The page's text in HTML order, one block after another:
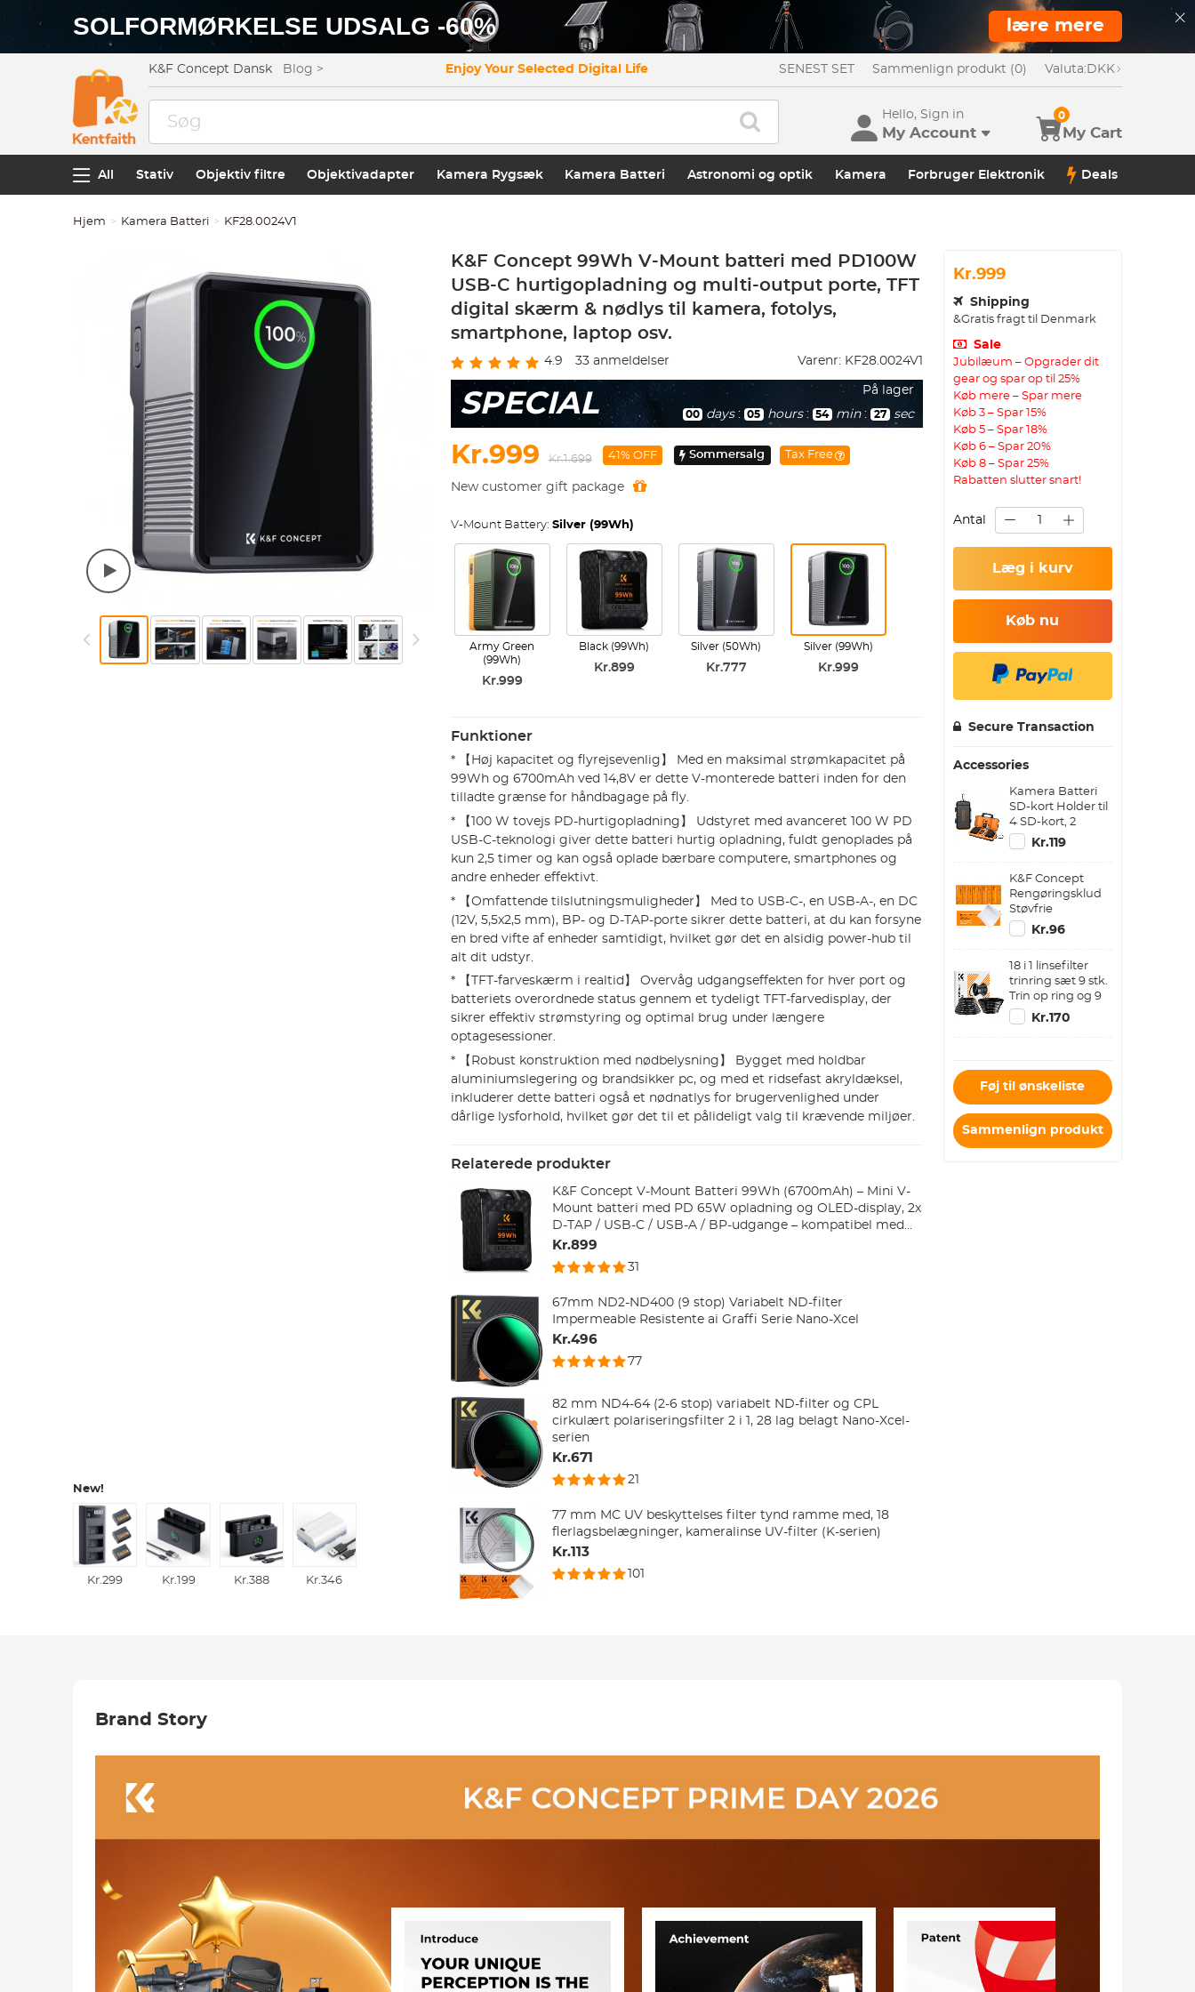
SOLFORMØRKELSE UDSALG -60% lære mere
K&F Concept Dansk Blog > Enjoy Your Selected Digital Life SENEST SET Sammenlign produkt (0) Valuta: DKK
Hello, Sign in
My Account My Cart
0
All Stativ Objektiv filtre Objektivadapter Kamera Rygsæk Kamera Batteri Astronomi og optik Kamera Forbruger Elektronik Deals
Hjem Kamera Batteri KF28.0024V1
New!
Kr.299 Kr.199 Kr.388 Kr.346
K&F Concept 99Wh V-Mount batteri med PD100W
USB-C hurtigopladning og multi-output porte, TFT
digital skærm & nødlys til kamera, fotolys,
smartphone, laptop osv.
4.9 33anmeldelser Varenr: KF28.0024V1
SPECIAL På lager
00 days : 05 hours : 54 min : 25 sec
Kr.999 Kr.1.699 41% OFF Sommersalg Tax Free
New customer gift package
V-Mount Battery: Silver (99Wh)
Army Green
(99Wh)
Kr.999
Black (99Wh)
Kr.899
Silver (50Wh)
Kr.777
Silver (99Wh)
Kr.999
Funktioner
* 【Høj kapacitet og flyrejsevenlig】 Med en maksimal strømkapacitet på
99Wh og 6700mAh ved 14,8V er dette V-monterede batteri inden for den
tilladte grænse for håndbagage på fly.
* 【100 W tovejs PD-hurtigopladning】 Udstyret med avanceret 100 W PD
USB-C-teknologi giver dette batteri hurtig opladning, fuldt genoplades på
kun 2,5 timer og kan også oplade bærbare computere, smartphones og
andre enheder effektivt.
* 【Omfattende tilslutningsmuligheder】 Med to USB-C-, en USB-A-, en DC
(12V, 5,5x2,5 mm), BP- og D-TAP-porte sikrer dette batteri, at du kan forsyne
en bred vifte af enheder samtidigt, hvilket gør det en alsidig power-hub til
alt dit udstyr.
* 【TFT-farveskærm i realtid】 Overvåg udgangseffekten for hver port og
batteriets overordnede status gennem et tydeligt TFT-farvedisplay, der
sikrer effektiv strømstyring og optimal brug under længere
optagesessioner.
* 【Robust konstruktion med nødbelysning】 Bygget med holdbar
aluminiumslegering og brandsikker pc, og med et ridsefast akryldæksel,
inkluderer dette batteri også et nødnatlys for brugervenlighed under
dårlige lysforhold, hvilket gør det til et pålideligt valg til krævende miljøer.
Relaterede produkter
K&F Concept V-Mount Batteri 99Wh (6700mAh) – Mini V-
Mount batteri med PD 65W opladning og OLED-display, 2x
D-TAP / USB-C / USB-A / BP-udgange – kompatibel med
BMPCC 4K/6K, videokameraer, Sony og Canon kameraer
Kr.899
31
67mm ND2-ND400 (9 stop) Variabelt ND-filter
Impermeable Resistente ai Graffi Serie Nano-Xcel
Kr.496
77
82 mm ND4-64 (2-6 stop) variabelt ND-filter og CPL
cirkulært polariseringsfilter 2 i 1, 28 lag belagt Nano-Xcel-
serien
Kr.671
21
77 mm MC UV beskyttelses filter tynd ramme med, 18
flerlagsbelægninger, kameralinse UV-filter (K-serien)
Kr.113
101
Kr.999
Shipping
&Gratis fragt til Denmark
Sale
Jubilæum – Opgrader dit
gear og spar op til 25%
Køb mere – Spar mere
Køb 3 – Spar 15%
Køb 5 – Spar 18%
Køb 6 – Spar 20%
Køb 8 – Spar 25%
Rabatten slutter snart!
Antal
Læg i kurv
Køb nu
Secure Transaction
Accessories
Kamera Batteri
SD-kort Holder til
4 SD-kort, 2
Kamera Batterier,
6 TF-kort, 2 CF-
kort,
Vandafvisende og
Stødresistent
Etui, Kamera
Kr.119
K&F Concept
Rengøringsklud
Støvfrie
rengørings klud,
14 * 14 cm, 10 stk
gammel og ny
emballage
Kr.96
18 i 1 linsefilter
trinring sæt 9 stk.
Trin op ring og 9
st trin ned ring
Kr.170
Føj til ønskeliste
Sammenlign produkt
Brand Story